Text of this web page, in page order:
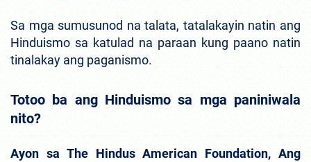
Sa mga sumusunod na talata, tatalakayin natin ang
Hinduismo sa katulad na paraan kung paano natin
tinalakay ang paganismo.
Totoo ba ang Hinduismo sa mga paniniwala
nito?
Ayon sa The Hindus American Foundation, Ang